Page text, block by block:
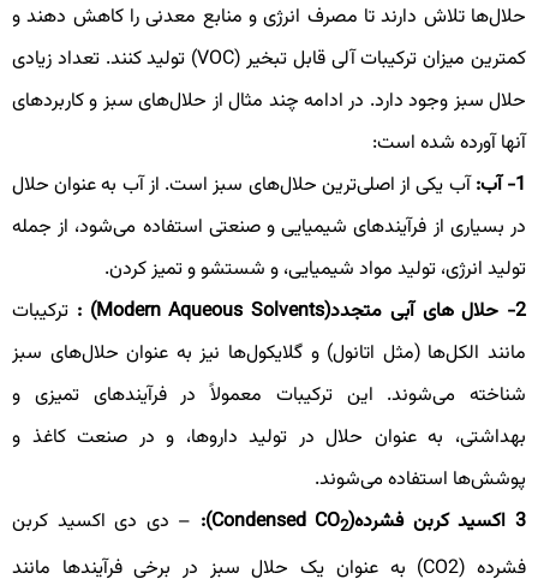
حلال‌ها تلاش دارند تا مصرف انرژی و منابع معدنی را کاهش دهند و
کمترین میزان ترکیبات آلی قابل تبخیر (VOC) تولید کنند. تعداد زیادی
حلال سبز وجود دارد. در ادامه چند مثال از حلال‌های سبز و کاربردهای
آنها آورده شده است:
آب یکی از اصلی‌ترین حلال‌های سبز است. از آب به عنوان حلال
در بسیاری از فرآیندهای شیمیایی و صنعتی استفاده می‌شود، از جمله
تولید انرژی، تولید مواد شیمیایی، و شستشو و تمیز کردن.
آبی متجدد(Modern Aqueous Solvents)
: ترکیبات
مانند الکل‌ها (مثل اتانول) و گلایکول‌ها نیز به عنوان حلال‌های سبز
شناخته می‌شوند. این ترکیبات معمولاً در فرآیندهای تمیزی و
بهداشتی، به عنوان حلال در تولید داروها، و در صنعت کاغذ و
پوشش‌ها استفاده می‌شوند.
(Condensed CO
2
)
:– دی دی اکسید کربن
فشرده (CO2) به عنوان یک حلال سبز در برخی فرآیندها مانند